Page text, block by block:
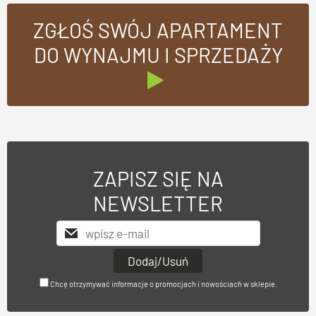
ZGŁOŚ SWÓJ APARTAMENT
DO WYNAJMU I SPRZEDAŻY
ZAPISZ SIĘ NA
NEWSLETTER
Chcę otrzymywać informacje o promocjach i nowościach w sklepie.